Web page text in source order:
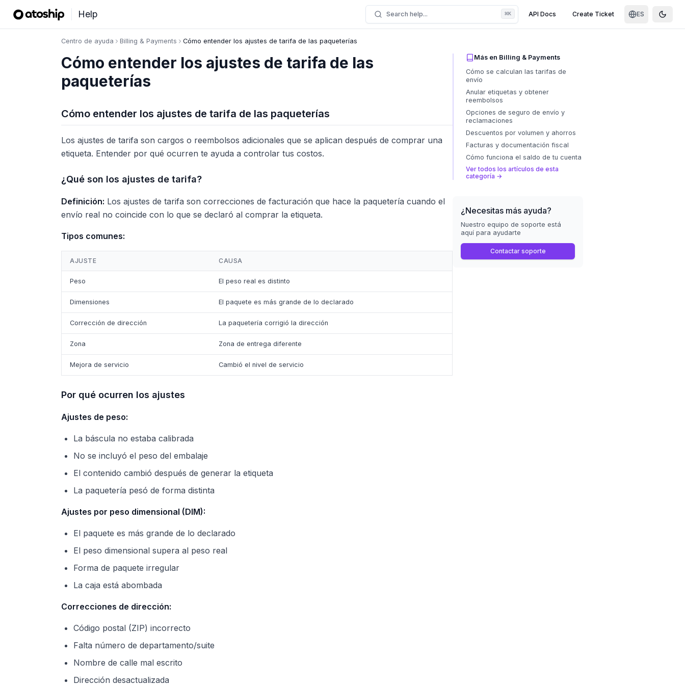
Help Search help... ⌘K API Docs Create Ticket ES Toggle
Centro de ayuda Billing & Payments Cómo entender los ajustes de tarifa de las paqueterías
Cómo entender los ajustes de tarifa de las
paqueterías
Cómo entender los ajustes de tarifa de las paqueterías
Los ajustes de tarifa son cargos o reembolsos adicionales que se aplican después de comprar una
etiqueta. Entender por qué ocurren te ayuda a controlar tus costos.
¿Qué son los ajustes de tarifa?
Definición: Los ajustes de tarifa son correcciones de facturación que hace la paquetería cuando el
envío real no coincide con lo que se declaró al comprar la etiqueta.
Tipos comunes:
AJUSTE CAUSA
Peso El peso real es distinto
Dimensiones El paquete es más grande de lo declarado
Corrección de dirección La paquetería corrigió la dirección
Zona Zona de entrega diferente
Mejora de servicio Cambió el nivel de servicio
Por qué ocurren los ajustes
Ajustes de peso:
La báscula no estaba calibrada
No se incluyó el peso del embalaje
El contenido cambió después de generar la etiqueta
La paquetería pesó de forma distinta
Ajustes por peso dimensional (DIM):
El paquete es más grande de lo declarado
El peso dimensional supera al peso real
Forma de paquete irregular
La caja está abombada
Correcciones de dirección:
Código postal (ZIP) incorrecto
Falta número de departamento/suite
Nombre de calle mal escrito
Dirección desactualizada
Más en Billing & Payments
Cómo se calculan las tarifas de
envío
Anular etiquetas y obtener
reembolsos
Opciones de seguro de envío y
reclamaciones
Descuentos por volumen y ahorros
Facturas y documentación fiscal
Cómo funciona el saldo de tu cuenta
Ver todos los artículos de esta
categoría →
¿Necesitas más ayuda?
Nuestro equipo de soporte está
aquí para ayudarte
Contactar soporte